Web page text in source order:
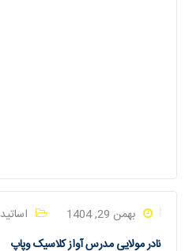
بهمن 29, 1404
اساتید
نادر مولایی مدرس آواز کلاسیک وپاپ